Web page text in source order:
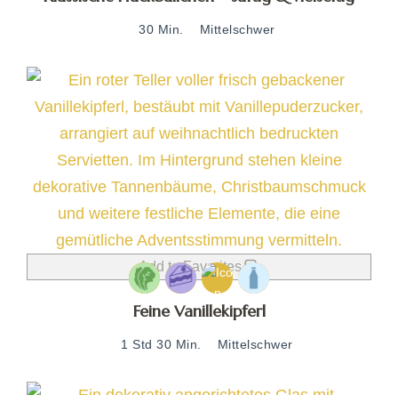
30 Min. Mittelschwer
Add to Favorites
Feine Vanillekipferl
1 Std 30 Min. Mittelschwer